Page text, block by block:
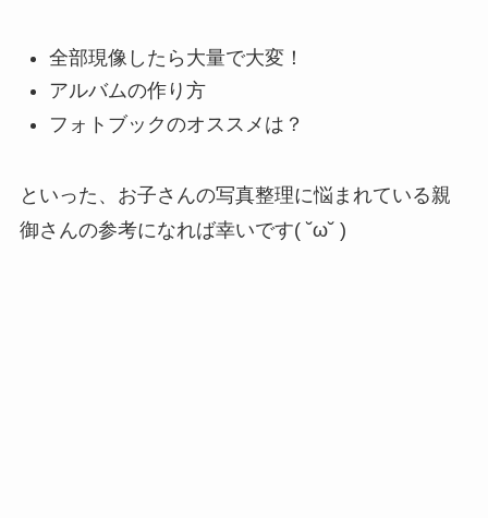
全部現像したら大量で大変！
アルバムの作り方
フォトブックのオススメは？
といった、お子さんの写真整理に悩まれている親
御さんの参考になれば幸いです( ˘ω˘ )